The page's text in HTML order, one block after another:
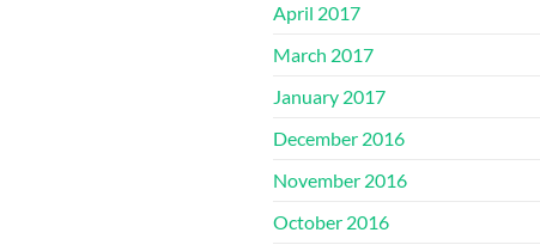
April 2017
March 2017
January 2017
December 2016
November 2016
October 2016